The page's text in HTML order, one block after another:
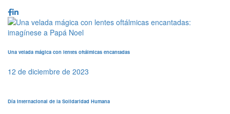
Una velada mágica con lentes oftálmicas encantadas
12 de diciembre de 2023
Día Internacional de la Solidaridad Humana